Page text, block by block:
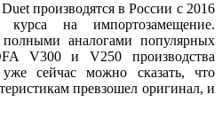
производятся в России с 2016
курса на импортозамещение.
аналогами популярных
V300 и V250 производства
сейчас можно сказать, что
превзошел оригинал, и